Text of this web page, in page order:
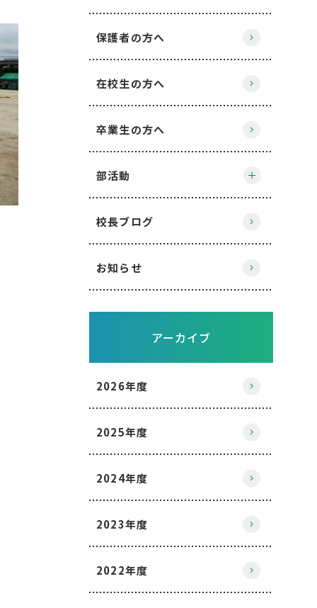
保護者の方へ
在校生の方へ
卒業生の方へ
部活動
校長ブログ
お知らせ
アーカイブ
2026年度
2025年度
2024年度
2023年度
2022年度